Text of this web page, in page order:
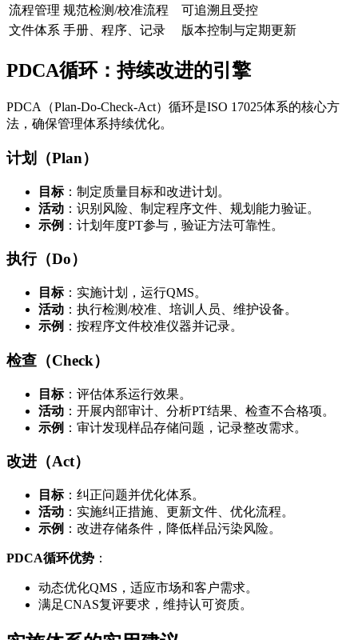
流程管理 规范检测/校准流程
可追溯且受控
文件体系 手册、程序、记录 版本控制与定期更新
PDCA循环：持续改进的引擎
PDCA（Plan-Do-Check-Act）循环是ISO 17025体系的核心方
法，确保管理体系持续优化。
计划（Plan）
目标：制定质量目标和改进计划。
活动 ：识别风险、制定程序文件、规划能力验证。
示例 ：计划年度PT参与，验证方法可靠性。
执行（Do）
目标：实施计划，运行QMS。
活动 ：执行检测/校准、培训人员、维护设备。
示例 ：按程序文件校准仪器并记录。
检查（Check）
目标：评估体系运行效果。
活动 ：开展内部审计、分析PT结果、检查不合格项。
示例 ：审计发现样品存储问题，记录整改需求。
改进（Act）
目标：纠正问题并优化体系。
活动 ：实施纠正措施、更新文件、优化流程。
示例 ：改进存储条件，降低样品污染风险。
PDCA循环优势 ：
动态优化QMS，适应市场和客户需求。
满足CNAS复评要求，维持认可资质。